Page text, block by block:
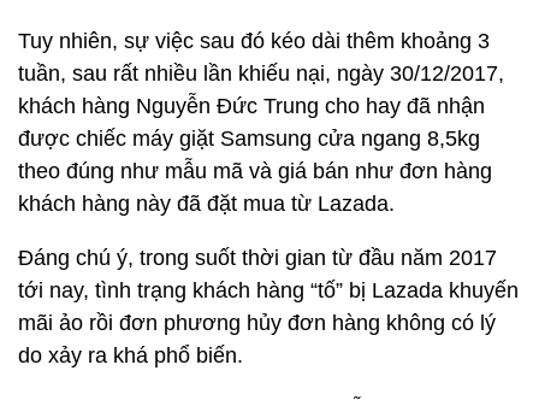
Tuy nhiên, sự việc sau đó kéo dài thêm khoảng 3
tuần, sau rất nhiều lần khiếu nại, ngày 30/12/2017,
khách hàng Nguyễn Đức Trung cho hay đã nhận
được chiếc máy giặt Samsung cửa ngang 8,5kg
theo đúng như mẫu mã và giá bán như đơn hàng
khách hàng này đã đặt mua từ Lazada.
Đáng chú ý, trong suốt thời gian từ đầu năm 2017
tới nay, tình trạng khách hàng “tố” bị Lazada khuyến
mãi ảo rồi đơn phương hủy đơn hàng không có lý
do xảy ra khá phổ biến.